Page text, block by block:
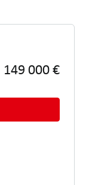
149 000 €